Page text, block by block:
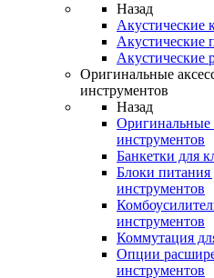
Назад
Акустические
Акустические
Акустические
Оригинальные
инструментов
Назад
Оригинальные
инструментов
Банкетки для
Блоки
инструментов
инструментов
Коммутация
Опции
инструментов